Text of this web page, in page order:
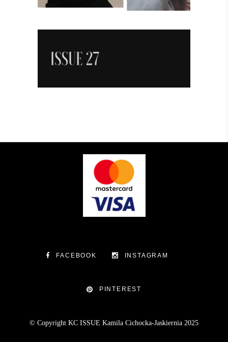
FACEBOOK INSTAGRAM
PINTEREST
© Copyright KC ISSUE Kamila Cichocka-Jaskiernia 2025